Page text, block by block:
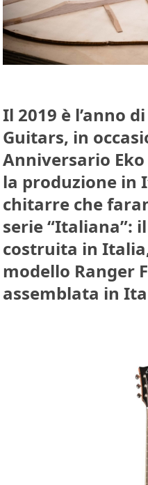
Il 2019 è l’anno
Guitars, in
Anniversario
la produzione in
chitarre che
serie “Italiana”:
costruita in
modello Ranger
assemblata in